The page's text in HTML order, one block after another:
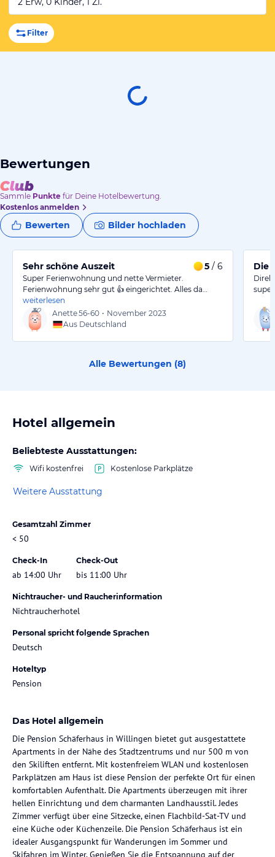
Filter
Bewertungen
Sammle Punkte für Deine Hotelbewertung.
Kostenlos anmelden
Bewerten Bilder hochladen
Sehr schöne Auszeit 5 / 6
Super Ferienwohnung und nette Vermieter.
Ferienwohnung sehr gut 👍 eingerichtet. Alles da…
weiterlesen
Anette56-60 • November 2023
Aus Deutschland
Die
Alle Bewertungen (8)
Hotel allgemein
Beliebteste Ausstattungen:
Wifi kostenfrei Kostenlose Parkplätze
Weitere Ausstattung
Gesamtzahl Zimmer
< 50
Check-In
ab 14:00 Uhr
Check-Out
bis 11:00 Uhr
Nichtraucher- und Raucherinformation
Nichtraucherhotel
Personal spricht folgende Sprachen
Deutsch
Hoteltyp
Pension
Das Hotel allgemein
Die Pension Schäferhaus in Willingen bietet gut ausgestattete
Apartments in der Nähe des Stadtzentrums und nur 500 m von
den Skiliften entfernt. Mit kostenfreiem WLAN und kostenlosen
Parkplätzen am Haus ist diese Pension der perfekte Ort für einen
komfortablen Aufenthalt. Die Apartments überzeugen mit ihrer
hellen Einrichtung und dem charmanten Landhausstil. Jedes
Zimmer verfügt über eine Sitzecke, einen Flachbild-Sat-TV und
eine Küche oder Küchenzeile. Die Pension Schäferhaus ist ein
idealer Ausgangspunkt für Wanderungen im Sommer und
Skifahren im Winter. Genießen Sie die Entspannung auf der